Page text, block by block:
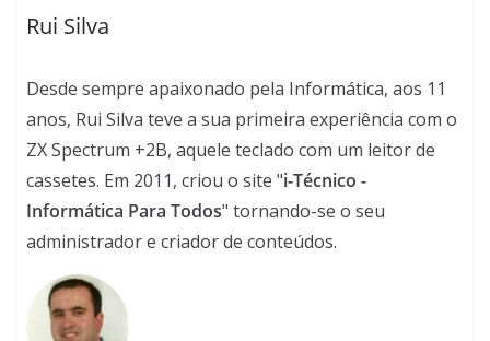
Rui Silva
Desde sempre apaixonado pela Informática, aos 11
anos, Rui Silva teve a sua primeira experiência com o
ZX Spectrum +2B, aquele teclado com um leitor de
cassetes. Em 2011, criou o site "i-Técnico -
Informática Para Todos" tornando-se o seu
administrador e criador de conteúdos.